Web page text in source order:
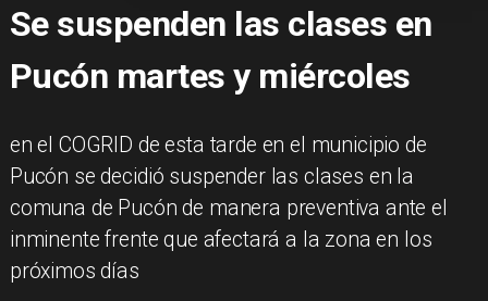
Se suspenden las clases en
Pucón martes y miércoles
en el COGRID de esta tarde en el municipio de
Pucón se decidió suspender las clases en la
comuna de Pucón de manera preventiva ante el
inminente frente que afectará a la zona en los
próximos días